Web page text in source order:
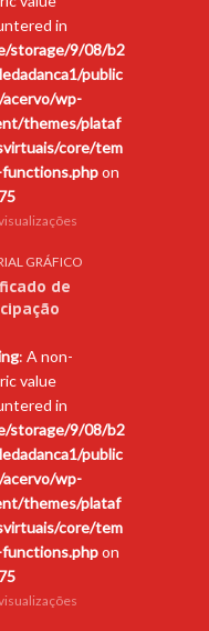
in
storage/9/08/b2
public
acervo/wp-
themes/plataf
core/tem
on
GRÁFICO
de
: A non-
value
in
storage/9/08/b2
public
acervo/wp-
themes/plataf
core/tem
on